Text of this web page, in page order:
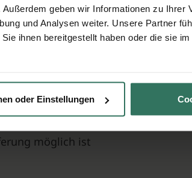
geben wir Informationen zu Ihrer
und Analysen weiter. Unsere Partner
ihnen bereitgestellt haben oder die sie
oder Einstellungen
möglich ist